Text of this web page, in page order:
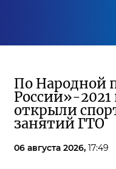
По Народной
России»-2021
открыли
занятий ГТО
06 августа 2026, 17:49